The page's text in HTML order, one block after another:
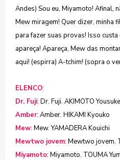
Andes) Sou eu, Miyamoto! Afinal,
Mew miragem! Quer dizer, minha
para fazer suas provas! Isso
apareça! Apareça, Mew das
aqui! (espirra) A-tchim! (sopra o
ELENCO:
Dr. Fuji: Dr. Fuji. AKIMOTO Yousuke
Amber: Amber. HIKAMI Kyouko
Mew: Mew. YAMADERA Kouichi
Mewtwo jovem: Mewtwo jovem.
Miyamoto: Miyamoto. TOUMA